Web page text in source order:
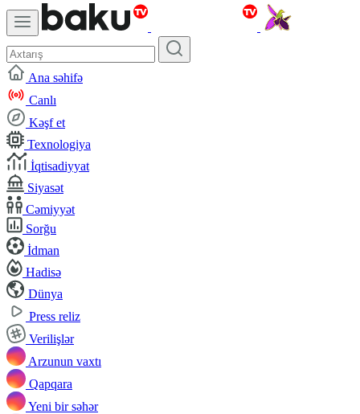
Ana səhifə
Canlı
Kəşf et
Texnologiya
İqtisadiyyat
Siyasət
Cəmiyyət
Sorğu
İdman
Hadisə
Dünya
Press reliz
Verilişlər
Arzunun vaxtı
Qapqara
Yeni bir səhər